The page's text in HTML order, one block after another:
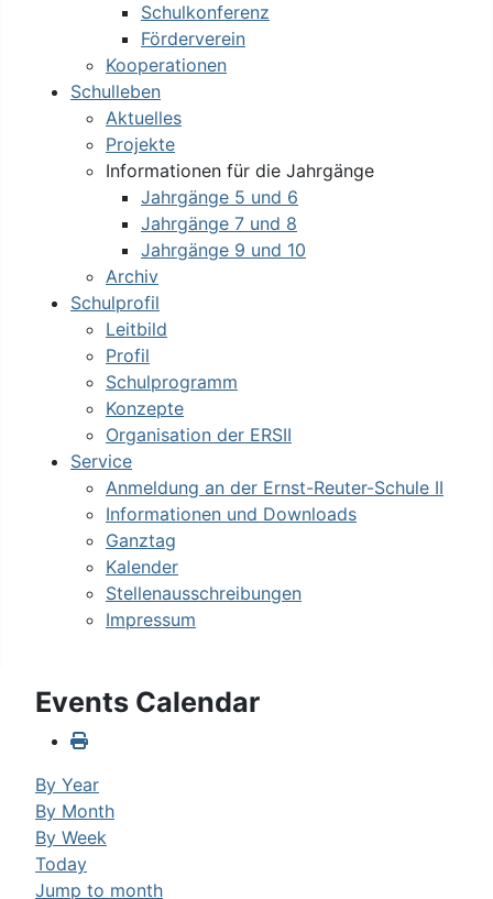
Schulkonferenz
Förderverein
Kooperationen
Schulleben
Aktuelles
Projekte
Informationen für die Jahrgänge
Jahrgänge 5 und 6
Jahrgänge 7 und 8
Jahrgänge 9 und 10
Archiv
Schulprofil
Leitbild
Profil
Schulprogramm
Konzepte
Organisation der ERSII
Service
Anmeldung an der Ernst-Reuter-Schule II
Informationen und Downloads
Ganztag
Kalender
Stellenausschreibungen
Impressum
Events Calendar
By Year
By Month
By Week
Today
Jump to month